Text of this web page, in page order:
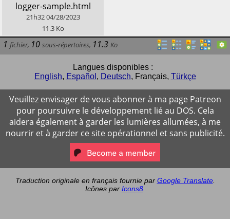
​logger-sample.html
21h3204/28/2023
11.3 Ko
1 fichier, 10 sous-répertoires, 11.3 Ko
Langues disponibles :
English, Español , Deutsch, Français, Türkçe
Veuillez envisager de vous abonner à ma page Patreon
pour poursuivre le développement lié au DOS. Cela
aidera également à garder les lumières allumées, à me
nourrir et à garder ce site opérationnel et sans publicité.
Traduction originale en français fournie par Google Translate.
Icônes par Icons8.